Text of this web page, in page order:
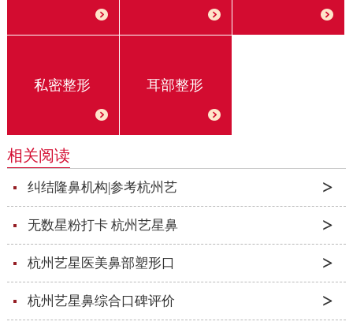
私密整形 耳部整形
相关阅读
纠结隆鼻机构|参考杭州艺
无数星粉打卡 杭州艺星鼻
杭州艺星医美鼻部塑形口
杭州艺星鼻综合口碑评价